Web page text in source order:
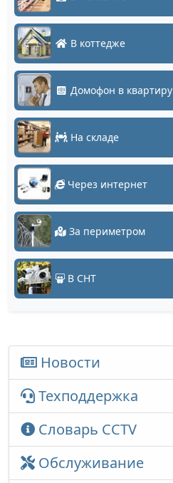
В коттедже
Домофон в квартиру
На складе
Через интернет
За периметром
В СНТ
Новости
Техподдержка
Словарь CCTV
Обслуживание